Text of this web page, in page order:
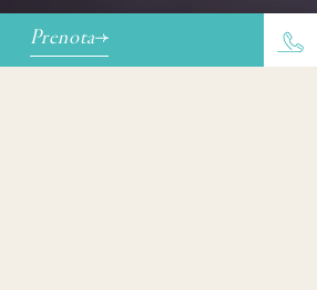
Prenota